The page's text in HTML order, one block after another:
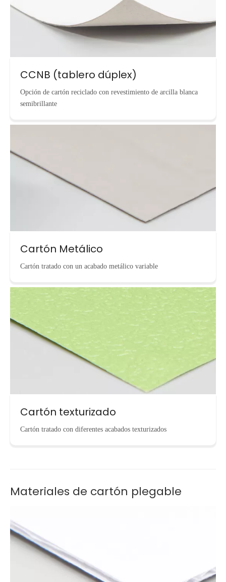
CCNB (tablero dúplex)
Opción de cartón reciclado con revestimiento de arcilla blanca
semibrillante
Cartón Metálico
Cartón tratado con un acabado metálico variable
Cartón texturizado
Cartón tratado con diferentes acabados texturizados
Materiales de cartón plegable